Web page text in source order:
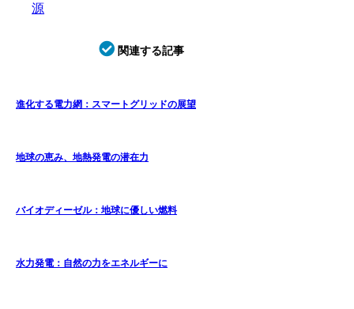
源
関連する記事
進化する電力網：スマートグリッドの展望
地球の恵み、地熱発電の潜在力
バイオディーゼル：地球に優しい燃料
水力発電：自然の力をエネルギーに